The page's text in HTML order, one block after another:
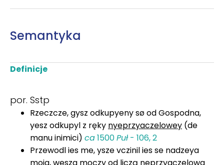
Semantyka
Definicje
por. Sstp
Rzeczcze, gysz odkupyeny sø od Gospodna,
yesz odkupyl z ręky nyeprzyaczelowey (de
manu inimici) ca1500Puł- 106, 2
Przewodl ies me, ysze vczinil ies se nadzeya
moia, wesza moczy od liczą neprzyaczelowa